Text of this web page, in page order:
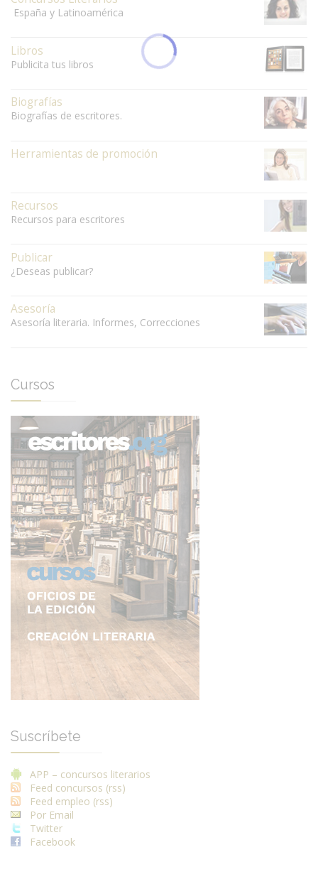
España y Latinoamérica
Libros
Publicita tus libros
Biografías
Biografías de escritores.
Herramientas de promoción
Recursos
Recursos para escritores
Publicar
¿Deseas publicar?
Asesoría
Asesoría literaria. Informes, Correcciones
Cursos
Suscríbete
APP – concursos literarios
Feed concursos (rss)
Feed empleo (rss)
Por Email
Twitter
Facebook